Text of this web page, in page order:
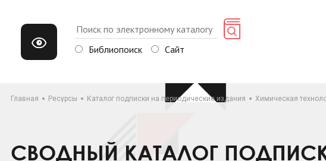
Библиопоиск Сайт
Главная Ресурсы Каталог подписки на периодические издания Химическая
СВОДНЫЙ КАТАЛОГ